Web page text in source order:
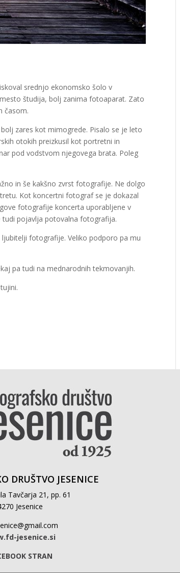
srednjo ekonomsko šolo v
študija, bolj zanima fotoaparat. Zato
časom.
zares kot mimogrede. Pisalo se je leto
otokih preizkusil kot portretni in
pod vodstvom njegovega brata. Poleg
in še kakšno zvrst fotografije. Ne dolgo
Kot koncertni fotograf se je dokazal
fotografije koncerta uporabljene v
tudi pojavlja potovalna fotografija.
fotografije. Veliko podporo pa mu
pa tudi na mednarodnih tekmovanjih.
DRUŠTVO JESENICE
Tavčarja 21, pp. 61
Jesenice
jesenice.si
STRAN